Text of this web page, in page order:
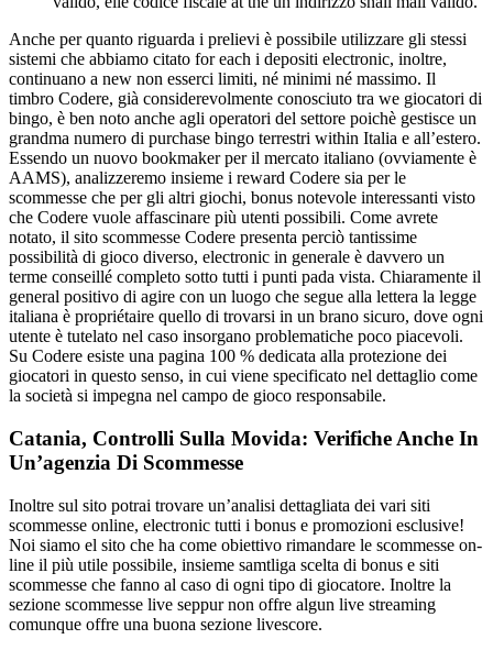
Anche per quanto riguarda i prelievi è possibile utilizzare gli stessi
sistemi che abbiamo citato for each i depositi electronic, inoltre,
continuano a new non esserci limiti, né minimi né massimo. Il
timbro Codere, già considerevolmente conosciuto tra we giocatori di
bingo, è ben noto anche agli operatori del settore poichè gestisce un
grandma numero di purchase bingo terrestri within Italia e all’estero.
Essendo un nuovo bookmaker per il mercato italiano (ovviamente è
AAMS), analizzeremo insieme i reward Codere sia per le
scommesse che per gli altri giochi, bonus notevole interessanti visto
che Codere vuole affascinare più utenti possibili. Come avrete
notato, il sito scommesse Codere presenta perciò tantissime
possibilità di gioco diverso, electronic in generale è davvero un
terme conseillé completo sotto tutti i punti pada vista. Chiaramente il
general positivo di agire con un luogo che segue alla lettera la legge
italiana è propriétaire quello di trovarsi in un brano sicuro, dove ogni
utente è tutelato nel caso insorgano problematiche poco piacevoli.
Su Codere esiste una pagina 100 % dedicata alla protezione dei
giocatori in questo senso, in cui viene specificato nel dettaglio come
la società si impegna nel campo de gioco responsabile.
Catania, Controlli Sulla Movida: Verifiche Anche In
Un’agenzia Di Scommesse
Inoltre sul sito potrai trovare un’analisi dettagliata dei vari siti
scommesse online, electronic tutti i bonus e promozioni esclusive!
Noi siamo el sito che ha come obiettivo rimandare le scommesse on-
line il più utile possibile, insieme samtliga scelta di bonus e siti
scommesse che fanno al caso di ogni tipo di giocatore. Inoltre la
sezione scommesse live seppur non offre algun live streaming
comunque offre una buona sezione livescore.